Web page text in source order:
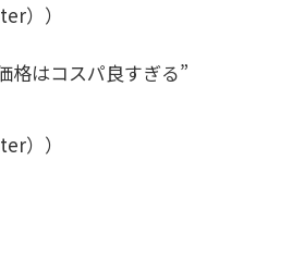
））
格はコスパ良すぎる”
））